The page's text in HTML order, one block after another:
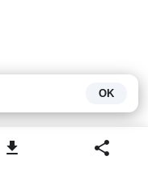
подходят слишком
OK